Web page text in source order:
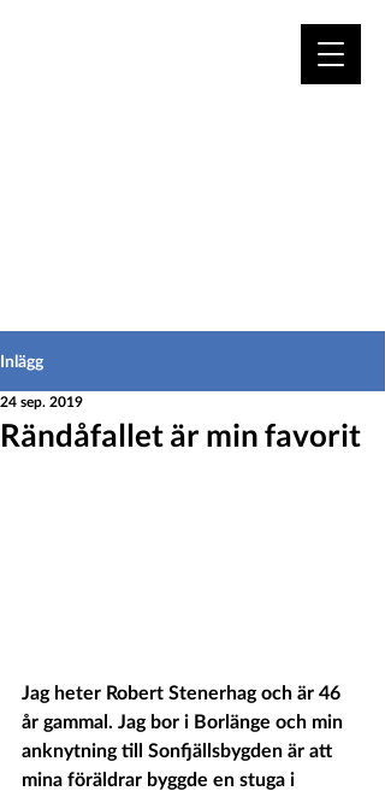
Inlägg
Rändåfallet är min favorit
24 sep. 2019
Jag heter Robert Stenerhag och är 46
år gammal. Jag bor i Borlänge och min
anknytning till Sonfjällsbygden är att
mina föräldrar byggde en stuga i